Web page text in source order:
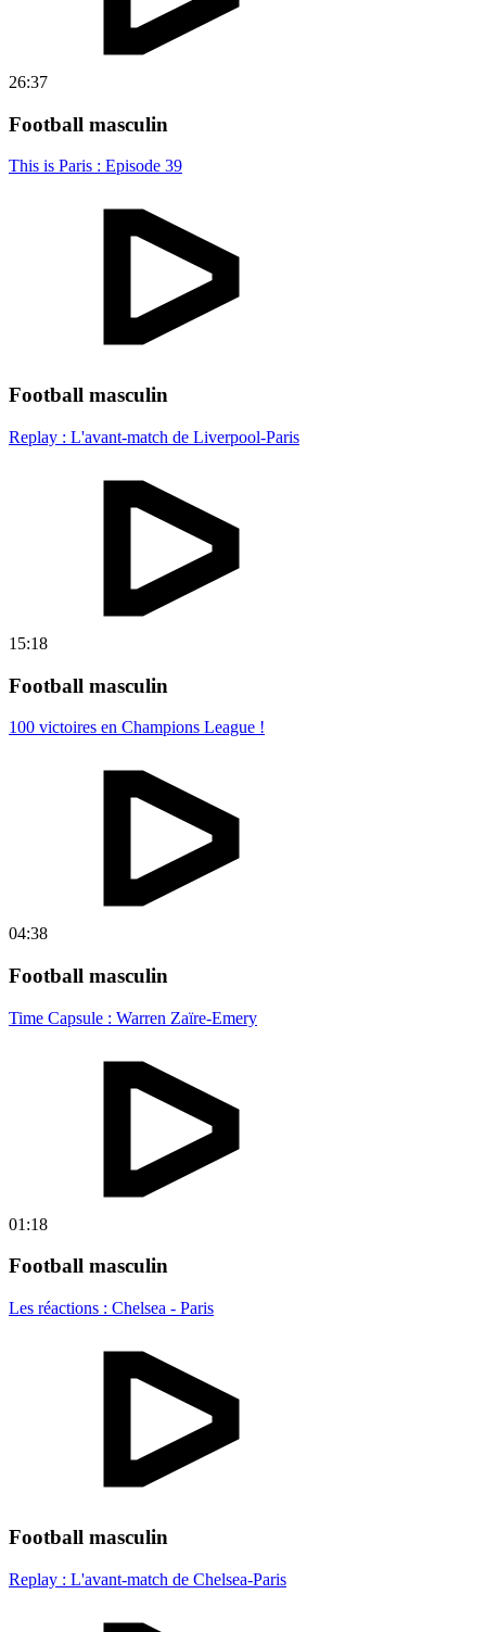
26:37
Football masculin
This is Paris : Episode 39
Football masculin
Replay : L'avant-match de Liverpool-Paris
15:18
Football masculin
100 victoires en Champions League !
04:38
Football masculin
Time Capsule : Warren Zaïre-Emery
01:18
Football masculin
Les réactions : Chelsea - Paris
Football masculin
Replay : L'avant-match de Chelsea-Paris